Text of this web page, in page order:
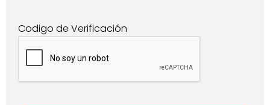
Codigo de Verificación